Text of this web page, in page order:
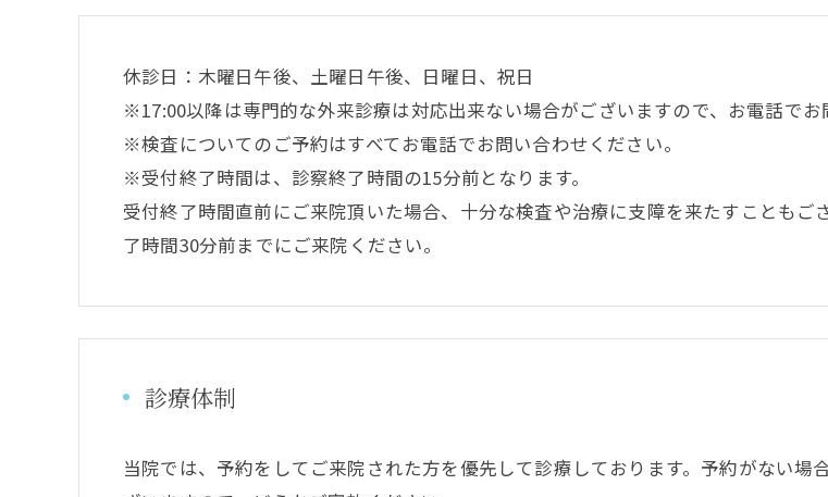
休診日：木曜日午後、土曜日午後、日曜日、祝日
※17:00以降は専門的な外来診療は対応出来ない場合がございますので、お電話でお
※検査についてのご予約はすべてお電話でお問い合わせください。
※受付終了時間は、診察終了時間の15分前となります。
受付終了時間直前にご来院頂いた場合、十分な検査や治療に支障を来たすことも
了時間30分前までにご来院ください。
診療体制
当院では、予約をしてご来院された方を優先して診療しております。予約がない